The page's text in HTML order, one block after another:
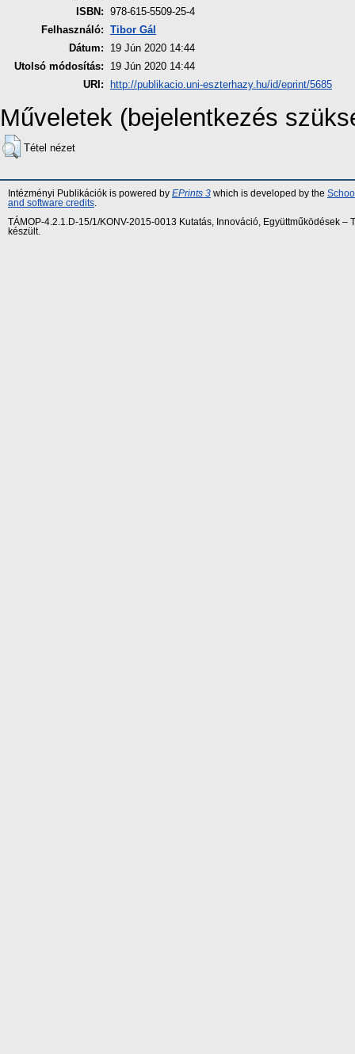
ISBN: 978-615-5509-25-4
Felhasználó: Tibor Gál
Dátum:
19 Jún 2020 14:44
Utolsó módosítás:
19 Jún 2020 14:44
URI:
http://publikacio.uni-eszterhazy.hu/id/eprint/5685
Műveletek (bejelentkezés
Tétel nézet
Intézményi Publikációk is powered by EPrints 3 which is developed by the
and software credits.
TÁMOP-4.2.1.D-15/1/KONV-2015-0013 Kutatás, Innováció, Együttműködések
készült.